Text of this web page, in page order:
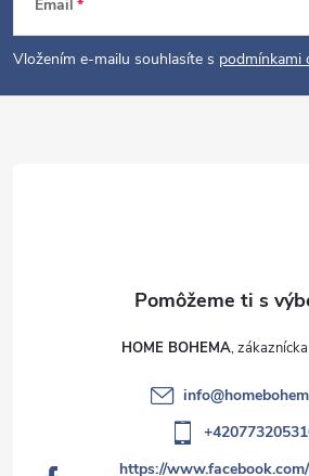
e
Email
Vložením e-mailu souhlasíte s podmínkami
HOME BOHEMA
info@
https://